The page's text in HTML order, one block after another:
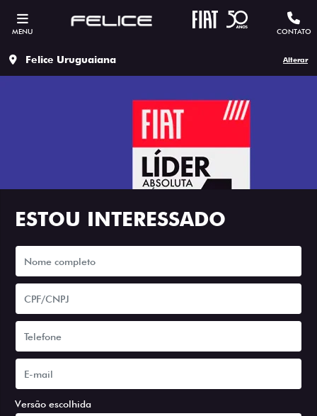
MENU CONTATO
Felice Uruguaiana Alterar
ESTOU INTERESSADO
Versão escolhida